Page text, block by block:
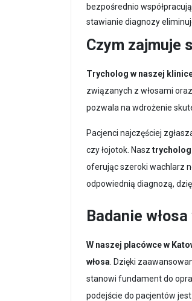
bezpośrednio
stawianie diagnozy
Czym zajmuje
Trycholog w naszej
związanych z włosami
pozwala na wdrożenie
Pacjenci najczęściej
czy łojotok. Nasz trycholog
oferując szeroki wachlarz
odpowiednią diagnozą,
Badanie
W naszej placówce w
włosa . Dzięki
stanowi fundament do
podejście do pacjentów